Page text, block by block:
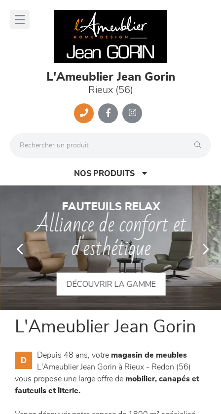
L'Ameublier Jean Gorin
Rieux (56)
NOS PRODUITS
canapés et fauteuils
séjours
meubles de complément
chambres et dressing
literie
décoration
FAUTEUILS RELAX
Alliance de confort et
d'esthétique
DÉCOUVRIR LA GAMME
Previous
L'Ameublier Jean Gorin
D
Depuis 48 ans, votre magasin de meubles
L'Ameublier Jean Gorin à Rieux - Redon (56)
vous propose une large offre de mobilier, canapés et
fauteuils et literie.